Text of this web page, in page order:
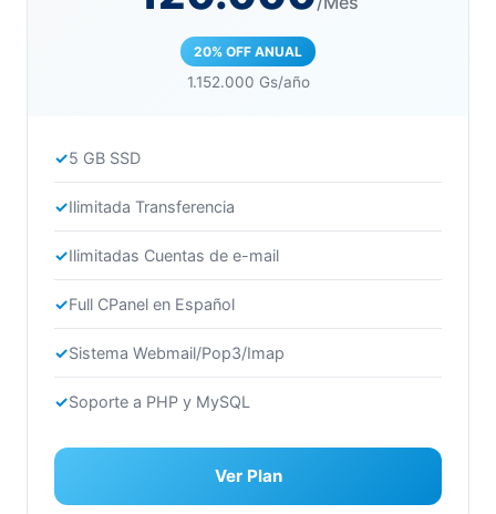
20% OFF ANUAL
1.152.000 Gs/año
5 GB SSD
Ilimitada Transferencia
Ilimitadas Cuentas de e-mail
Full CPanel en Español
Sistema Webmail/Pop3/Imap
Soporte a PHP y MySQL
Ver Plan